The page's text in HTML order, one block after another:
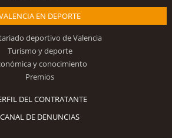
EN DEPORTE
deportivo de Valencia
Turismo y deporte
y conocimiento
Premios
DEL CONTRATANTE
CANAL DE DENUNCIAS